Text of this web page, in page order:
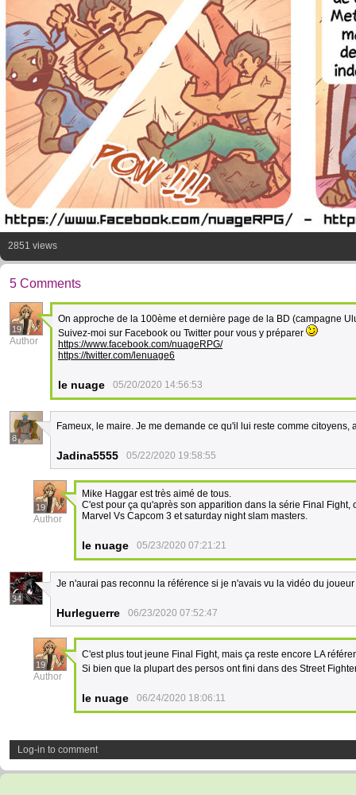
2851 views
5 Comments
19
Author
On approche de la 100ème et dernière page de la BD (campagne
Suivez-moi sur Facebook ou Twitter pour vous y préparer
https://www.facebook.com/nuageRPG/
https://twitter.com/lenuage6
le nuage 05/20/2020 14:56:53
8
Fameux, le maire. Je me demande ce qu'il lui reste comme
Jadina5555 05/22/2020 19:58:55
19
Author
Mike Haggar est très aimé de tous.
C'est pour ça qu'après son apparition dans la série Final
Marvel Vs Capcom 3 et saturday night slam masters.
le nuage 05/23/2020 07:21:21
34
Je n'aurai pas reconnu la référence si je n'avais vu la vidéo du
Hurleguerre 06/23/2020 07:52:47
19
Author
C'est plus tout jeune Final Fight, mais ça reste encore LA
Si bien que la plupart des persos ont fini dans des Street
le nuage 06/24/2020 18:06:11
Log-in to comment